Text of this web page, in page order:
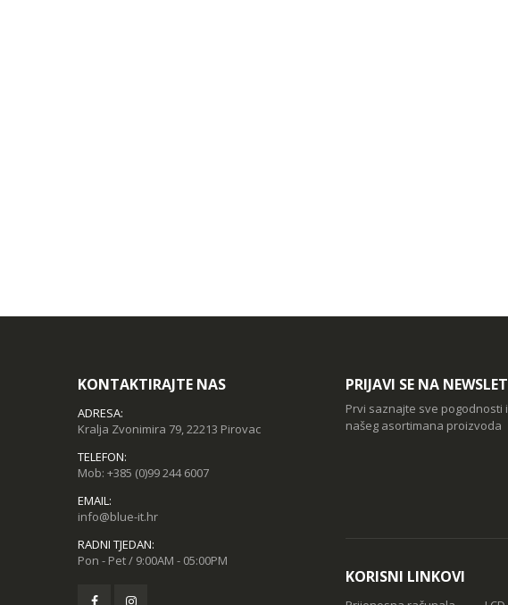
KONTAKTIRAJTE NAS
ADRESA:
Kralja Zvonimira 79, 22213 Pirovac
TELEFON:
Mob: +385 (0)99 244 6007
EMAIL:
info@blue-it.hr
RADNI TJEDAN:
Pon - Pet / 9:00AM - 05:00PM
PRIJAVI SE NA
Prvi saznajte sve
našeg asortimana proizvoda
KORISNI LINKOVI